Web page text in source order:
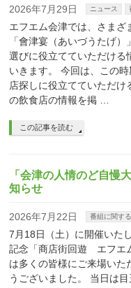
2026年7月29日 ニュース
エフエム会津では、さまざ
「會津宴（あいづうたげ
選びに役立てていただける
いきます。 今回は、この
店探しに役立てていただけ
の飲食店の情報を掲 …
この記事を読む
「会津の人情のど自慢
知らせ
2026年7月22日 番組に関す
7月18日（土）に開催いた
記念「商店街回遊 エフエ
は多くの皆様にご来場いた
うございました。 当日は